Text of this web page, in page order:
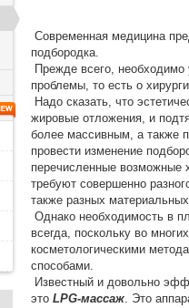
Современная медицина
подбородка.
Прежде всего,
проблемы, то есть о
Надо сказать, что
жировые отложения, и
более массивным, а также
провести изменение
перечисленные возможные
требуют совершенно
также разных
Однако необходимость в
всегда, поскольку во
косметологическими
способами.
Известный и довольно
это LPG-массаж. Это